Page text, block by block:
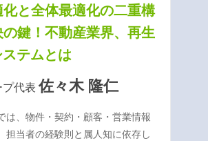
と全体最適化の二重構
鍵！不動産業界、再生
テムとは
代表 佐々木 隆仁
は、物件・契約・顧客・営業情報
担当者の経験則と属人知に依存し